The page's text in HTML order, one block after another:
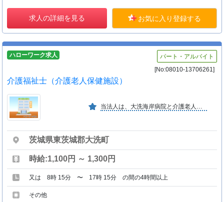
求人の詳細を見る お気に入り登録する
ハローワーク求人
パート・アルバイト
[No:08010-13706261]
介護福祉士（介護老人保健施設）
当法人は、大洗海岸病院と介護老人保健施設おおあらいを運営しております。「医は仁術」をモットーに、地域住民の皆様へより良い医療・福祉サービスを提供しています。
茨城県東茨城郡大洗町
時給:1,100円 ～ 1,300円
又は 8時 15分 〜 17時 15分 の間の4時間以上
その他